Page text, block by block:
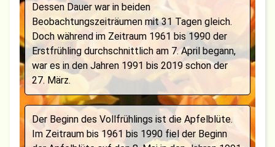
Dessen Dauer war in beiden
Beobachtungszeiträumen mit 31 Tagen gleich.
Doch während im Zeitraum 1961 bis 1990 der
Erstfrühling durchschnittlich am 7. April begann,
war es in den Jahren 1991 bis 2019 schon der
27. März.
Der Beginn des Vollfrühlings ist die Apfelblüte.
Im Zeitraum bis 1961 bis 1990 fiel der Beginn